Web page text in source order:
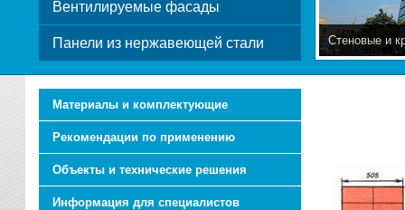
Вентилируемые фасады
Панели из нержавеющей стали Стеновые и
Материалы и комплектующие
Рекомендации по применению
Объекты и технические решения
Информация для специалистов